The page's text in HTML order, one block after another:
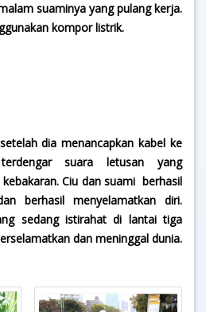
suaminya yang pulang kerja.
kompor listrik.
dia menancapkan kabel ke
suara letusan yang
Ciu dan suami berhasil
berhasil menyelamatkan diri.
sedang istirahat di lantai tiga
dan meninggal dunia.